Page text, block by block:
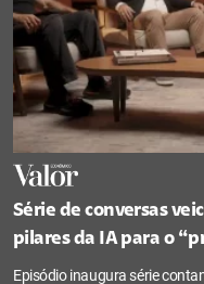
Série de conversas
pilares da IA para o
Episódio inaugura série